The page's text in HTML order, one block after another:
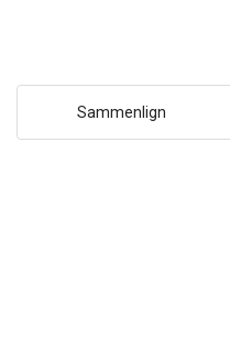
Sammenlign